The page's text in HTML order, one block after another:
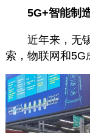
5G+智能制
近年来，无
索，物联网和5G